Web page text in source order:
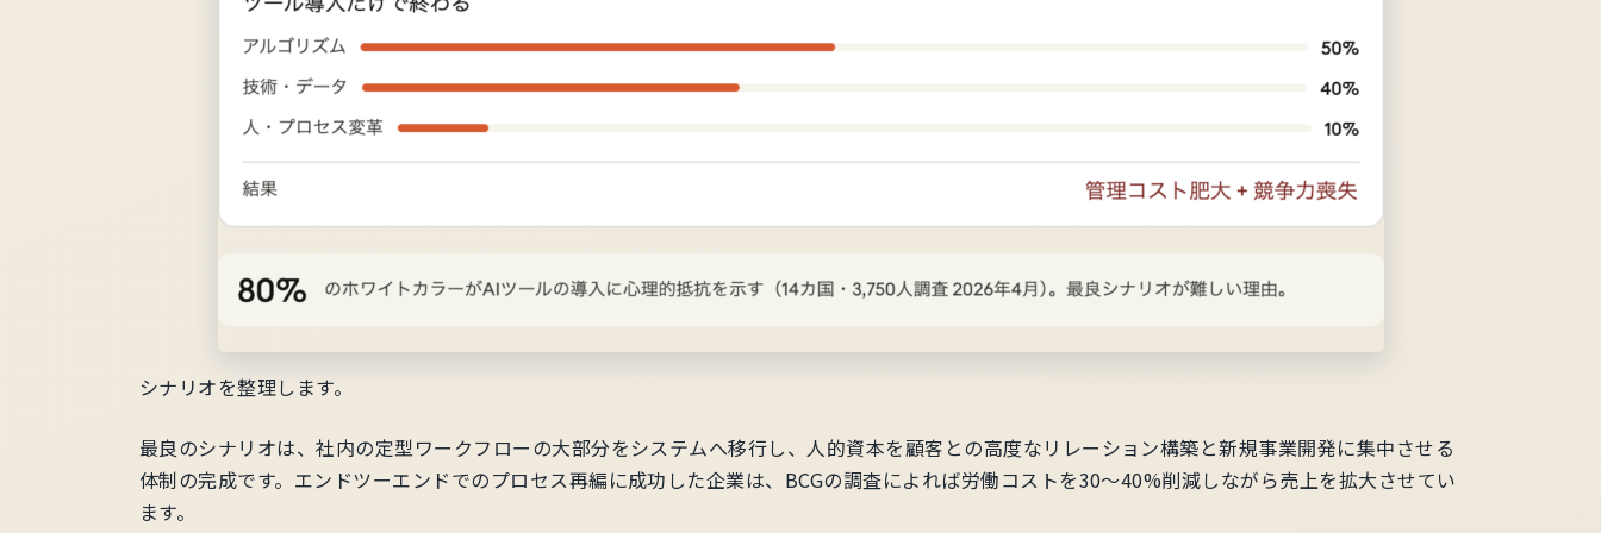
シナリオを整理します。
最良のシナリオは、社内の定型ワークフローの大部分をシステムへ移行し、人的資本を顧客との高度なリレーション構築と新規事業開発に集中させる
体制の完成です。エンドツーエンドでのプロセス再編に成功した企業は、BCGの調査によれば労働コストを30〜40%削減しながら売上を拡大させてい
ます。